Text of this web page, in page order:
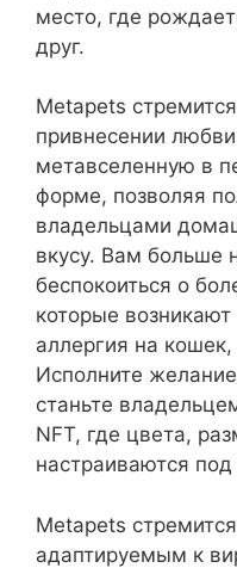
место, где
друг.
Metapets
привнесении
метавселенную в
форме, позволяя
владельцами
вкусу. Вам больше
беспокоиться о
которые
аллергия на
Исполните
станьте
NFT, где цвета,
настраиваются
Metapets
адаптируемым к